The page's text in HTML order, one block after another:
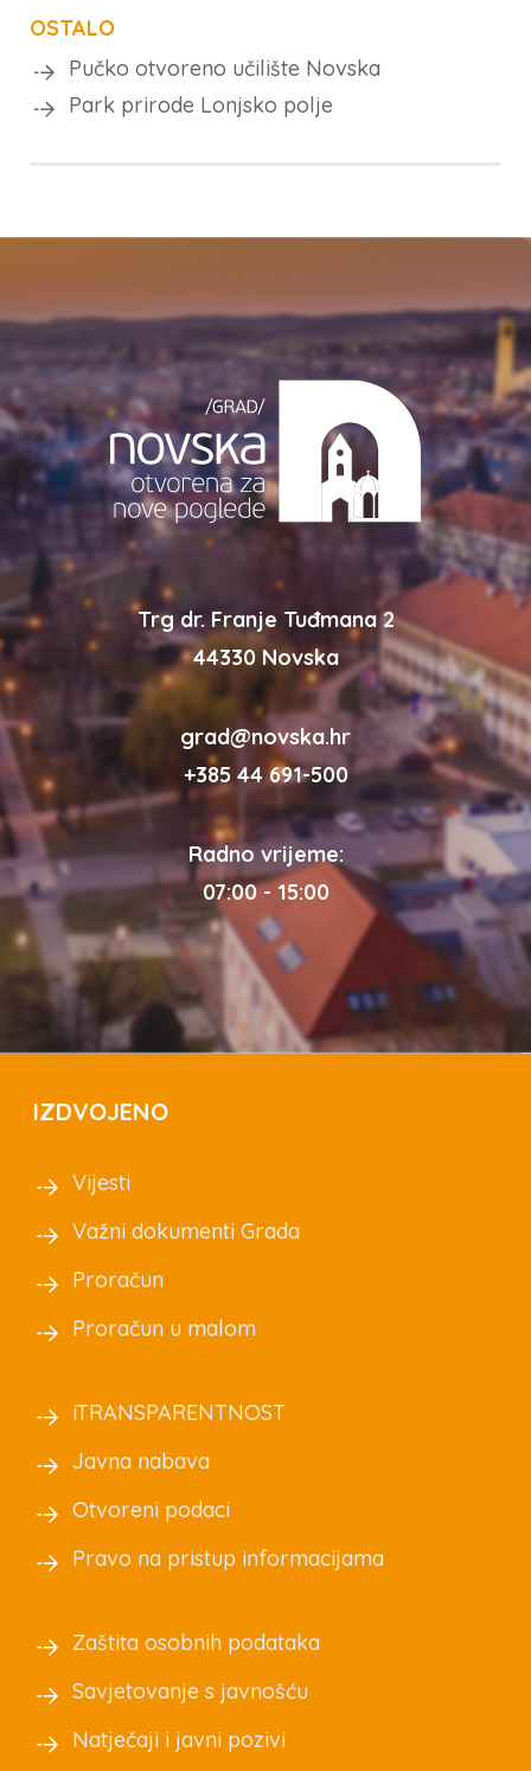
OSTALO
Pučko otvoreno učilište Novska
Park prirode Lonjsko polje
Trg dr. Franje Tuđmana 2
44330 Novska
grad@novska.hr
+385 44 691-500
Radno vrijeme:
07:00 - 15:00
IZDVOJENO
Vijesti
Važni dokumenti Grada
Proračun
Proračun u malom
iTRANSPARENTNOST
Javna nabava
Otvoreni podaci
Pravo na pristup informacijama
Zaštita osobnih podataka
Savjetovanje s javnošću
Natječaji i javni pozivi